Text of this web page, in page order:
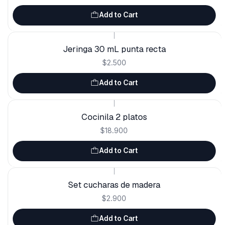
Add to Cart
Jeringa 30 mL punta recta
$2.500
Add to Cart
Cocinila 2 platos
$18.900
Add to Cart
Set cucharas de madera
$2.900
Add to Cart